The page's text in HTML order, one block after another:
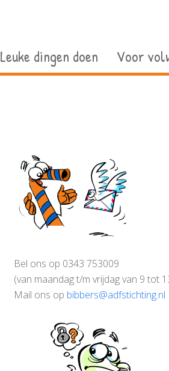
Leuke dingen doen
Voor
Bel ons op 0343 753009
(van maandag t/m vrijdag van 9 tot
Mail ons op bibbers@adfstichting.nl